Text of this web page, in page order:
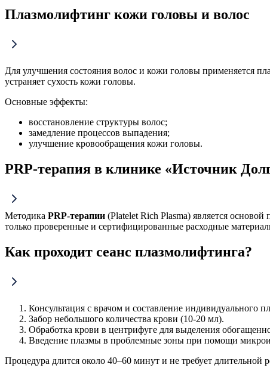
Плазмолифтинг кожи головы и волос
Для улучшения состояния волос и кожи головы применяется
устраняет сухость кожи головы.
Основные эффекты:
восстановление структуры волос;
замедление процессов выпадения;
улучшение кровообращения кожи головы.
PRP-терапия в клинике «Источник
Методика PRP-терапии (Platelet Rich Plasma) является
только проверенные и сертифицированные расходные
Как проходит сеанс плазмолифтинга?
Консультация с врачом и составление индивидуального
Забор небольшого количества крови (10-20 мл).
Обработка крови в центрифуге для выделения
Введение плазмы в проблемные зоны при помощи
Процедура длится около 40–60 минут и не требует длительной